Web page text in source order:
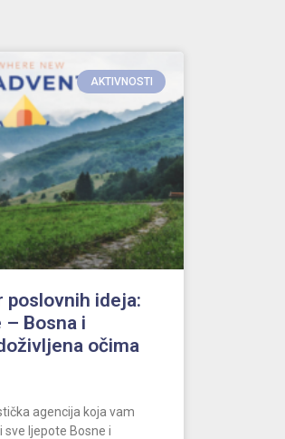
AKTIVNOSTI
poslovnih ideja:
– Bosna i
očima
agencija koja vam
ljepote Bosne i